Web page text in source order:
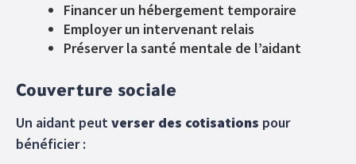
Financer un hébergement temporaire
Employer un intervenant relais
Préserver la santé mentale de l’aidant
Couverture sociale
Un aidant peutverser des cotisations pour
bénéficier :